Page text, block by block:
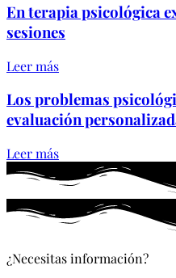
En terapia psicológica
sesiones
Leer más
Los problemas
evaluación
Leer más
¿Necesitas información?